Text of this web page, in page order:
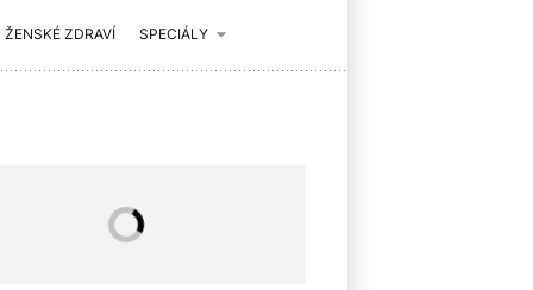
ŽENSKÉ ZDRAVÍ SPECIÁLY